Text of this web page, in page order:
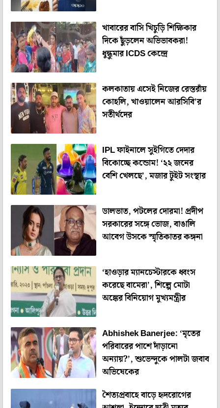
খাবারের বাসি খিচুড়ি শিক্ষিকার
দিকে ছুঁড়লেন অভিভাবকরা!
ধুন্ধুমার ICDS কেন্দ্রে
কলকাতায় এসেই নিজের রেস্তরাঁয়
কোহলি, খাওয়ালেন আরসিবি’র
সতীর্থদের
IPL ফাইনালে সুইগিতে দেদার
বিকোচ্ছে কন্ডোম! ‘২২ জনের
বেশি খেলছে’, মজার টুইট সংস্থার
ডালভাত, পটলের দোরমা! প্রদীপ
সরকারের সঙ্গে ভোজ, বাঙালি
আবেগ উসকে স্মৃতিকাতর কঙ্গনা
‘হাওড়ার ম্যানচেস্টারকে ধ্বংস
করেছে বামেরা’, শিল্পে মোটা
অঙ্কের বিনিয়োগ মুখ্যমন্ত্রীর
Abhishek Banerjee: ‘মৃতের
পরিবারের পাশে দাঁড়ানো
অন্যায়?’, শুভেন্দুকে পালটা জবাব
অভিষেকের
শৈত্যপ্রবাহে বাড়ে হৃদরোগের